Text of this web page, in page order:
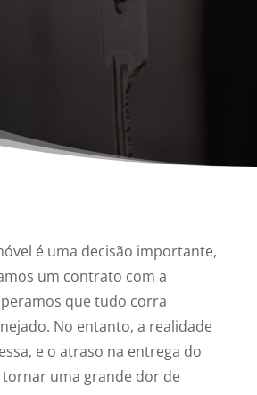
é uma decisão importante,
um contrato com a
que tudo corra
No entanto, a realidade
e o atraso na entrega do
tornar uma grande dor de